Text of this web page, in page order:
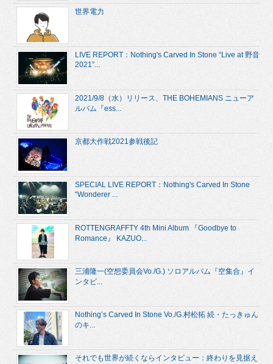
世界電力
LIVE REPORT：Nothing's Carved In Stone “Live at 野音
2021”...
2021/9/8（水）リリース、THE BOHEMIANS ニューア
ルバム『ess...
京都大作戦2021参戦後記
SPECIAL LIVE REPORT：Nothing's Carved In Stone
“Wonderer ...
ROTTENGRAFFTY 4th Mini Album 『Goodbye to
Romance』 KAZUO...
三浦隆一(空想委員会Vo./G.) ソロアルバム『空集合』イ
ンタビ...
Nothing’s Carved In Stone Vo./G.村松拓 続・たっきゅん
のキ...
それでも世界が続くならインタビュー：終わりを見据え